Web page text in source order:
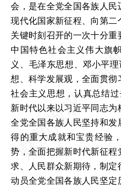
会，是在全党全国各族人民
现代化国家新征程、向第二
关键时刻召开的一次十分
中国特色社会主义伟大旗
义、毛泽东思想、邓小平理
想、科学发展观，全面贯
社会主义思想，认真总结
新时代以来以习近平同志
全党全国各族人民坚持和发
得的重大成就和宝贵经验
势，全面把握新时代新征
求、人民群众新期待，制定
动员全党全国各族人民坚定